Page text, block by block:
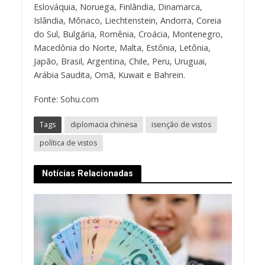
Eslováquia, Noruega, Finlândia, Dinamarca,
Islândia, Mônaco, Liechtenstein, Andorra, Coreia
do Sul, Bulgária, Romênia, Croácia, Montenegro,
Macedônia do Norte, Malta, Estônia, Letônia,
Japão, Brasil, Argentina, Chile, Peru, Uruguai,
Arábia Saudita, Omã, Kuwait e Bahrein.
Fonte: Sohu.com
Tags diplomacia chinesa
isenção de vistos
política de vistos
Notícias Relacionadas